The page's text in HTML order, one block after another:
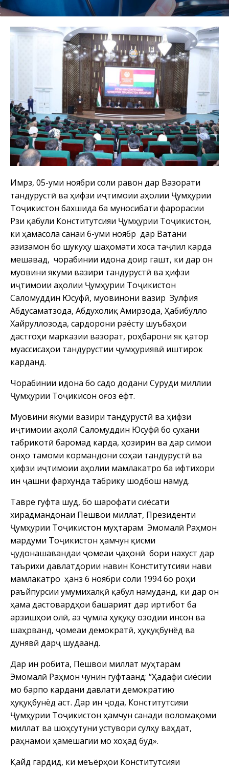
Имрӯз, 05-уми ноябри соли равон дар Вазорати
тандурустӣ ва ҳифзи иҷтимоии аҳолии Ҷумҳурии
Тоҷикистон бахшида ба муносибати фарорасии
Рӯзи қабули Конститутсияи Ҷумҳурии Тоҷикистон,
ки ҳамасола санаи 6-уми ноябр дар Ватани
азизамон бо шукуҳу шаҳомати хоса таҷлил карда
мешавад, чорабинии идона доир гашт, ки дар он
муовини якуми вазири тандурустӣ ва ҳифзи
иҷтимоии аҳолии Ҷумҳурии Тоҷикистон
Саломуддин Юсуфӣ, муовинони вазир Зулфия
Абдусаматзода, Абдухолиқ Амирзода, Ҳабибулло
Хайруллозода, сардорони раёсту шуъбаҳои
дастгоҳи марказии вазорат, роҳбарони як қатор
муассисаҳои тандурустии ҷумҳуриявӣ иштирок
карданд.
Чорабинии идона бо садо додани Суруди миллии
Ҷумҳурии Тоҷикисон оғоз ёфт.
Муовини якуми вазири тандурустӣ ва ҳифзи
иҷтимоии аҳолӣ Саломуддин Юсуфӣ бо сухани
табрикотӣ баромад карда, ҳозирин ва дар симои
онҳо тамоми кормандони соҳаи тандурустӣ ва
ҳифзи иҷтимоии аҳолии мамлакатро ба ифтихори
ин ҷашни фархунда табрику шодбош намуд.
Тавре гуфта шуд, бо шарофати сиёсати
хирадмандонаи Пешвои миллат, Президенти
Ҷумҳурии Тоҷикистон муҳтарам Эмомалӣ Раҳмон
мардуми Тоҷикистон ҳамчун қисми
ҷудонашавандаи ҷомеаи ҷаҳонӣ бори нахуст дар
таърихи давлатдории навин Конститутсияи нави
мамлакатро ҳанӯз 6 ноябри соли 1994 бо роҳи
раъйпурсии умумихалқӣ қабул намуданд, ки дар он
ҳама дастовардҳои башарият дар иртибот ба
арзишҳои олӣ, аз ҷумла ҳуқуқу озодии инсон ва
шаҳрванд, ҷомеаи демократӣ, ҳуқуқбунёд ва
дунявӣ дарҷ шудаанд.
Дар ин робита, Пешвои миллат муҳтарам
Эмомалӣ Раҳмон чунин гуфтаанд: “Ҳадафи сиёсии
мо барпо кардани давлати демократию
ҳуқуқбунёд аст. Дар ин ҷода, Конститутсияи
Ҷумҳурии Тоҷикистон ҳамчун санади воломақоми
миллат ва шоҳсутуни устувори сулҳу ваҳдат,
раҳнамои ҳамешагии мо хоҳад буд».
Қайд гардид, ки меъёрҳои Конститутсияи